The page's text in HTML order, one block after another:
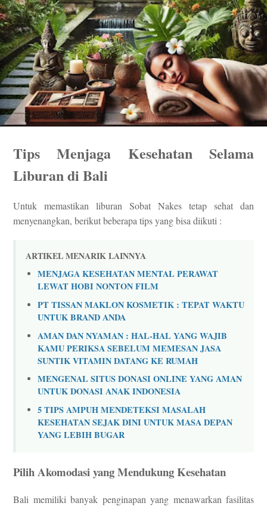
Tips Menjaga Kesehatan Selama
Liburan di Bali
Untuk memastikan liburan Sobat Nakes tetap sehat dan
menyenangkan, berikut beberapa tips yang bisa diikuti :
ARTIKEL MENARIK LAINNYA
MENJAGA KESEHATAN MENTAL PERAWAT
LEWAT HOBI NONTON FILM
PT TISSAN MAKLON KOSMETIK : TEPAT WAKTU
UNTUK BRAND ANDA
AMAN DAN NYAMAN : HAL-HAL YANG WAJIB
KAMU PERIKSA SEBELUM MEMESAN JASA
SUNTIK VITAMIN DATANG KE RUMAH
MENGENAL SITUS DONASI ONLINE YANG AMAN
UNTUK DONASI ANAK INDONESIA
5 TIPS AMPUH MENDETEKSI MASALAH
KESEHATAN SEJAK DINI UNTUK MASA DEPAN
YANG LEBIH BUGAR
Pilih Akomodasi yang Mendukung Kesehatan
Bali memiliki banyak penginapan yang menawarkan fasilitas